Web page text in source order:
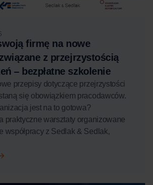
firmę na nowe
z przejrzystością
– bezpłatne szkolenie
przepisy dotyczące przejrzystości
się obowiązkiem pracodawców.
jest na to gotowa?
praktyczne warsztaty organizowane
współpracy z Sedlak & Sedlak,